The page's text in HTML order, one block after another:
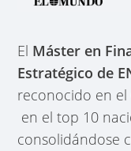
El Máster en
Estratégico de
reconocido en el
en el top 10
consolidándose